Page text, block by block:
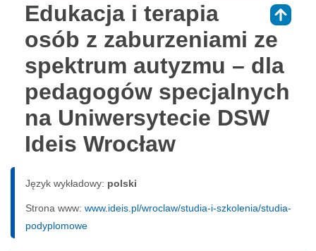
Edukacja i terapia
osób z zaburzeniami ze
spektrum autyzmu – dla
pedagogów specjalnych
na Uniwersytecie DSW
Ideis Wrocław
Język wykładowy: polski
Strona www: www.ideis.pl/wroclaw/studia-i-szkolenia/studia-
podyplomowe